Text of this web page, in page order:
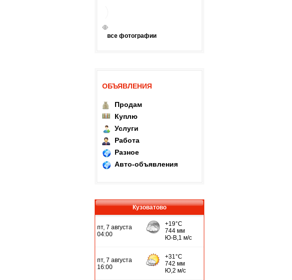
все фотографии
ОБЪЯВЛЕНИЯ
Продам
Куплю
Услуги
Работа
Разное
Авто-объявления
Кузоватово